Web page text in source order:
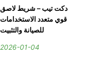
دكت تيب – شريط لاصق
قوي متعدد الاستخدامات
للصيانة والتثبيت
2026-01-04